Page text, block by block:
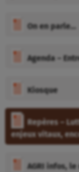
On en parle…
Agenda –
Kiosque
Repères –
enjeux vitaux,
AGRI infos,